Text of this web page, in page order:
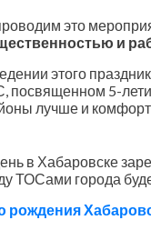
это
и
этого
5-
лучше и
в Хабаровске
ТОСами города
рождения